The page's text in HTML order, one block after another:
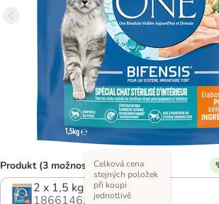
Produkt (3 možností)
2 x 1,5 kg
1866146.1
Celková cena
stejných položek
při koupi
jednotlivě